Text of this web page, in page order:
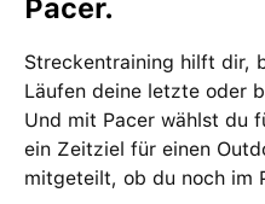
Pacer.
Streckentraining hilft dir,
Läufen deine letzte oder
Und mit Pacer wählst du
ein Zeitziel für einen
mitgeteilt, ob du noch im